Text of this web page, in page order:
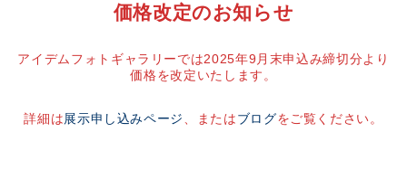
価格改定のお知らせ
アイデムフォトギャラリーでは2025年9月末申込み締切分より
価格を改定いたします。
詳細は展示申し込みページ 、またはブログをご覧ください。